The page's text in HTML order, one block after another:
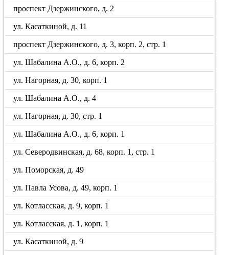
проспект Дзержинского, д. 2
ул. Касаткиной, д. 11
проспект Дзержинского, д. 3, корп. 2, стр. 1
ул. Шабалина А.О., д. 6, корп. 2
ул. Нагорная, д. 30, корп. 1
ул. Шабалина А.О., д. 4
ул. Нагорная, д. 30, стр. 1
ул. Шабалина А.О., д. 6, корп. 1
ул. Северодвинская, д. 68, корп. 1, стр. 1
ул. Поморская, д. 49
ул. Павла Усова, д. 49, корп. 1
ул. Котласская, д. 9, корп. 1
ул. Котласская, д. 1, корп. 1
ул. Касаткиной, д. 9